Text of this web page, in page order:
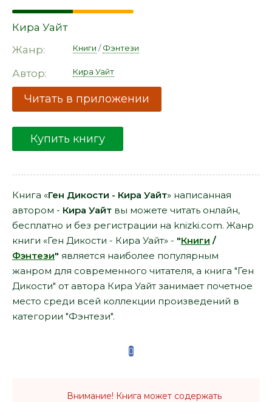
Кира Уайт
Жанр:
Книги /Фэнтези
Автор: Кира Уайт
Читать в приложении
Купить книгу
Книга «Ген Дикости - Кира Уайт» написанная
автором - Кира Уайт вы можете читать онлайн,
бесплатно и без регистрации на knizki.com. Жанр
книги «Ген Дикости - Кира Уайт» - "Книги /
Фэнтези" является наиболее популярным
жанром для современного читателя, а книга "Ген
Дикости" от автора Кира Уайт занимает почетное
место среди всей коллекции произведений в
категории "Фэнтези".
Внимание! Книга может содержать